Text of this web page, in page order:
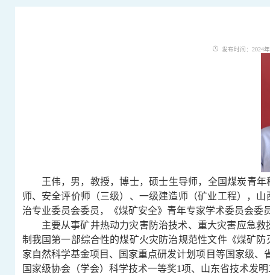
发布时间：2024
王伟，男，教授，博士，硕士生导师，全国煤炭青
师、安全评价师（三级）、一级建造师（矿业工程），
治专业委员会委员，《煤矿安全》青年专家学术委员会委
主要从事矿井热动力灾害防治技术、重大灾害应急
制我国第一部综合性的煤矿火灾防治规范性文件《煤矿
家自然科学基金项目、国家重点研发计划项目等国家级、
国家级协会（学会）科学技术一等奖1项、山东省技术发